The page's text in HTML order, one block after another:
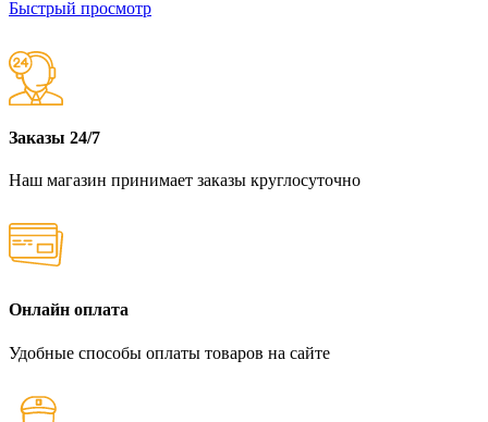
Быстрый просмотр
Заказы 24/7
Наш магазин принимает заказы круглосуточно
Онлайн оплата
Удобные способы оплаты товаров на сайте